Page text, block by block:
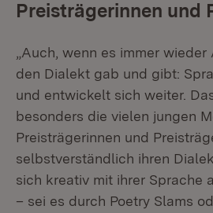
Preisträgerinnen und
„Auch, wenn es immer
den Dialekt gab und gibt:
und entwickelt sich weiter.
besonders die vielen jungen
Preisträgerinnen und
selbstverständlich ihren
sich kreativ mit ihrer Sprache
– sei es durch Poetry Slams